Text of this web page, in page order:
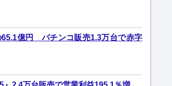
億円 パチンコ販売1.3万台で赤字